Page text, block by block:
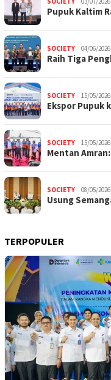
Pupuk Kaltim
SOCIETY 04/06/2026
Raih Tiga
SOCIETY 15/05/2026
Ekspor Pupuk
SOCIETY 15/05/2026
Mentan
SOCIETY 08/05/2026
Usung
TERPOPULER